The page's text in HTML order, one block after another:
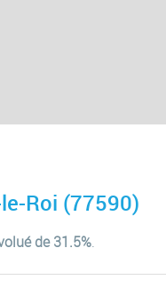
Roi (77590)
de 31.5%.